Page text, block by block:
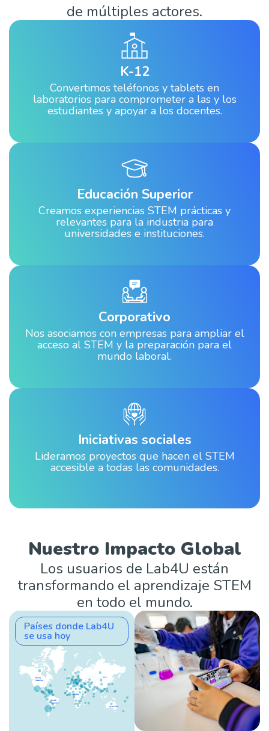
de múltiples actores.
K-12
Convertimos teléfonos y tablets en
laboratorios para comprometer a las y los
estudiantes y apoyar a los docentes.
Educación Superior
Creamos experiencias STEM prácticas y
relevantes para la industria para
universidades e instituciones.
Corporativo
Nos asociamos con empresas para ampliar el
acceso al STEM y la preparación para el
mundo laboral.
Iniciativas sociales
Lideramos proyectos que hacen el STEM
accesible a todas las comunidades.
Nuestro Impacto Global
Los usuarios de Lab4U están
transformando el aprendizaje STEM
en todo el mundo.
Países donde Lab4U
se usa hoy